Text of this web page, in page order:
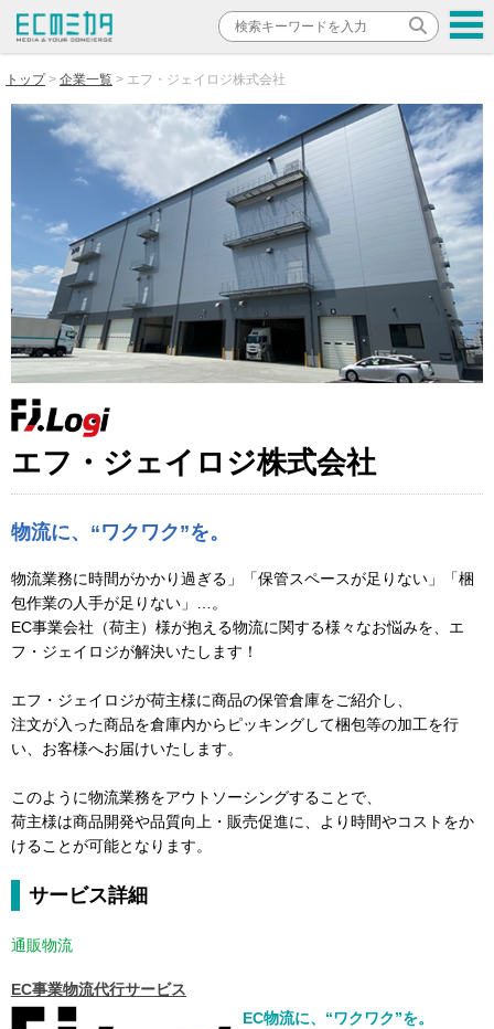
トップ 企業一覧 エフ・ジェイロジ株式会社
エフ・ジェイロジ株式会社
物流に、“ワクワク”を。
物流業務に時間がかかり過ぎる」「保管スペースが足りない」「梱
包作業の人手が足りない」…。
EC事業会社（荷主）様が抱える物流に関する様々なお悩みを、エ
フ・ジェイロジが解決いたします！
エフ・ジェイロジが荷主様に商品の保管倉庫をご紹介し、
注文が入った商品を倉庫内からピッキングして梱包等の加工を行
い、お客様へお届けいたします。
このように物流業務をアウトソーシングすることで、
荷主様は商品開発や品質向上・販売促進に、より時間やコストをか
けることが可能となります。
サービス詳細
通販物流
EC事業物流代行サービス
EC物流に、“ワクワク”を。